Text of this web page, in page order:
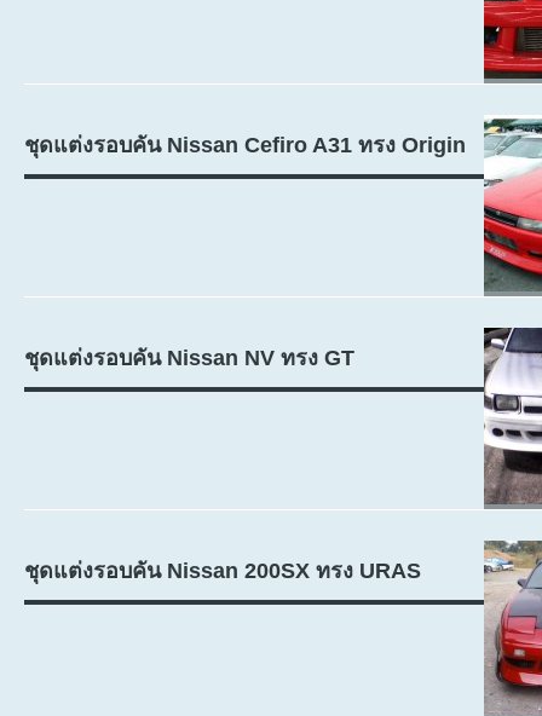
ชุดแต่งรอบคัน Nissan Cefiro A31 ทรง Origin
ชุดแต่งรอบคัน Nissan NV ทรง GT
ชุดแต่งรอบคัน Nissan 200SX ทรง URAS